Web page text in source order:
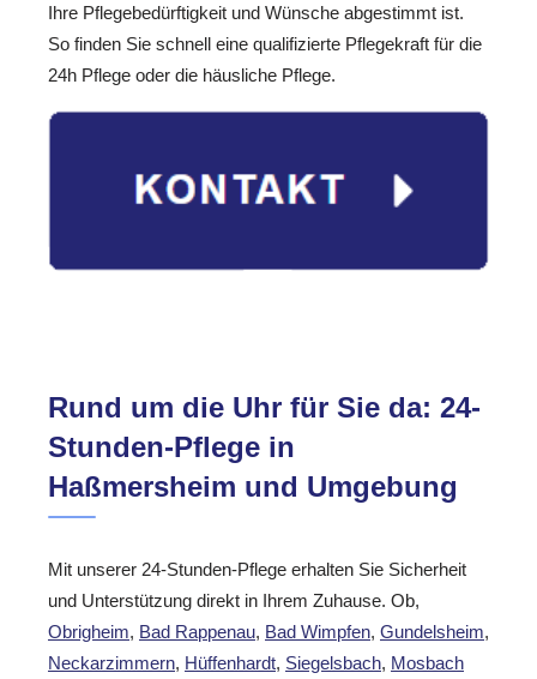
Ihre Pflegebedürftigkeit und Wünsche abgestimmt ist.
So finden Sie schnell eine qualifizierte Pflegekraft für die
24h Pflege oder die häusliche Pflege.
Rund um die Uhr für Sie da: 24-
Stunden-Pflege in
Haßmersheim und Umgebung
Mit unserer 24-Stunden-Pflege erhalten Sie Sicherheit
und Unterstützung direkt in Ihrem Zuhause. Ob,
Obrigheim, Bad Rappenau, Bad Wimpfen, Gundelsheim,
Neckarzimmern, Hüffenhardt, Siegelsbach, Mosbach